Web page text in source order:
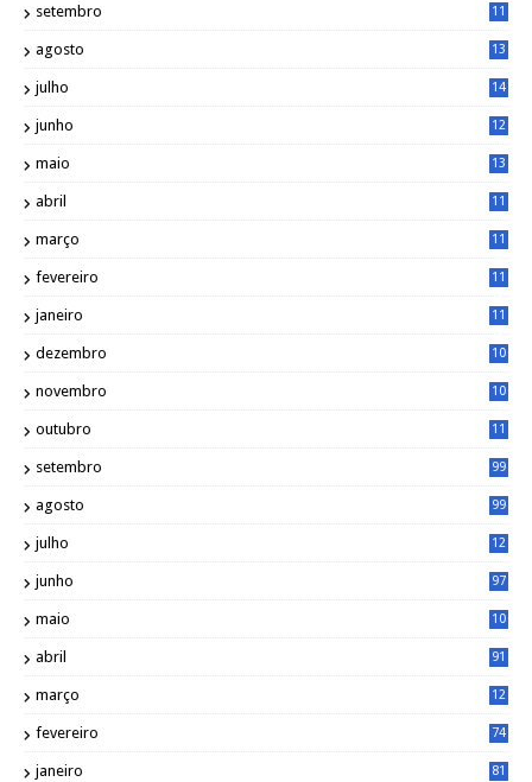
setembro
11
agosto
13
julho
14
junho
12
maio
13
abril
11
março
11
fevereiro
11
janeiro
11
dezembro
10
novembro
10
outubro
11
setembro 99
agosto 99
julho
12
junho 97
maio
10
abril 91
março
12
fevereiro 74
janeiro 81